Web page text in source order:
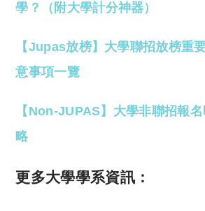
學？（附大學計分神器）
【Jupas放榜】大學聯招放榜重
意事項一覽
【Non-JUPAS】大學非聯招報
略
更多大學學系資訊：